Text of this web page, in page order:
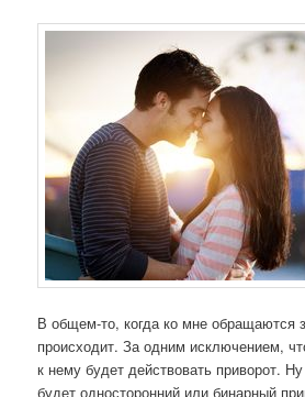
В общем-то, когда ко мне обращаются
происходит. За одним исключением,
к нему будет действовать приворот.
будет односторонний или бинарный